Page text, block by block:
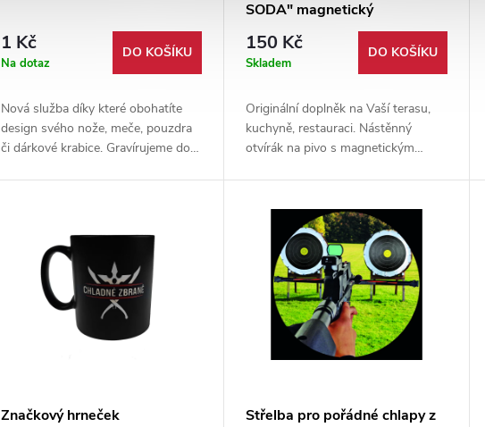
1 Kč
Na dotaz
DO KOŠÍKU
Nová služba díky které obohatíte
design svého nože, meče, pouzdra
či dárkové krabice. Gravírujeme do
SODA" magnetický
150 Kč
Skladem
DO KOŠÍKU
Originální doplněk na Vaší terasu,
kuchyně, restauraci. Nástěnný
otvírák na pivo s magnetickým
Značkový hrneček Střelba pro pořádné chlapy z